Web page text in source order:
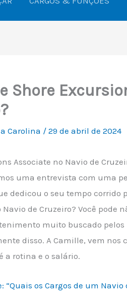
Shore
Carolina / 29 de abril de 2024
Associate no Navio de
uma entrevista com uma
dedicou o seu tempo corrido
de Cruzeiro? Você pode
muito buscado pelos
disso. A Camille, vem nos
a rotina e o salário.
os Cargos de um Navio